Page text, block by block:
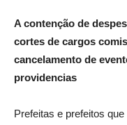
A contenção de
cortes de cargos
cancelamento de
providencias
Prefeitas e prefeitos